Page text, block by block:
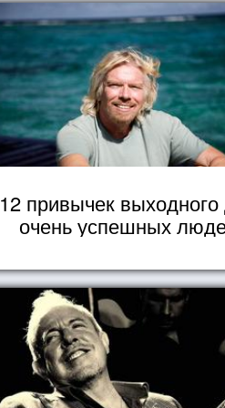
12 привычек выходного
очень успешных